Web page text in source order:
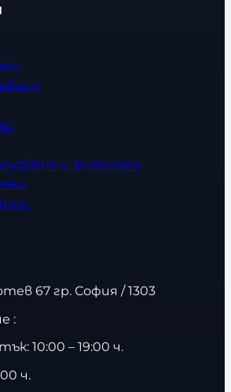
и аксесоари
67 гр. София / 1303
:
10:00 – 19:00 ч.
ч.